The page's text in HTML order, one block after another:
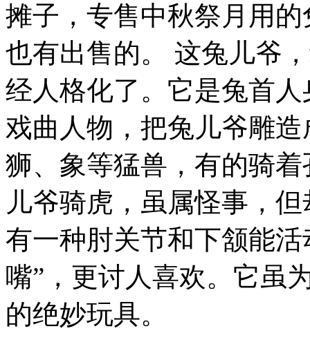
摊子，专售中秋祭月用
也有出售的。 这兔儿爷
经人格化了。它是兔首
戏曲人物，把兔儿爷雕
狮、象等猛兽，有的骑
儿爷骑虎，虽属怪事，
有一种肘关节和下颔能
嘴”，更讨人喜欢。它虽
的绝妙玩具。